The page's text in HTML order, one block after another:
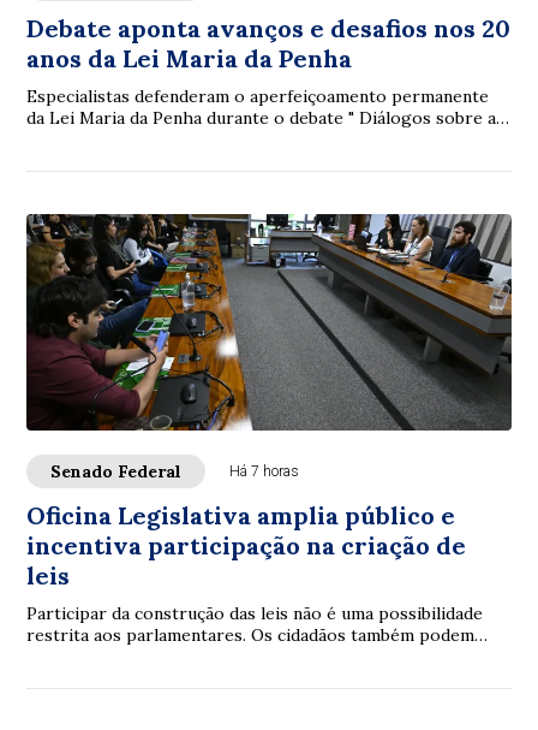
Debate aponta avanços e desafios nos 20
anos da Lei Maria da Penha
Especialistas defenderam o aperfeiçoamento permanente
da Lei Maria da Penha durante o debate " Diálogos sobre a
Senado Federal Há 7 horas
Oficina Legislativa amplia público e
incentiva participação na criação de
leis
Participar da construção das leis não é uma possibilidade
restrita aos parlamentares. Os cidadãos também podem